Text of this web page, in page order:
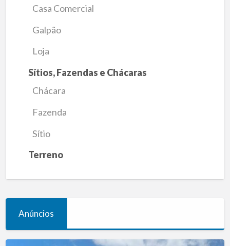
Casa Comercial
Galpão
Loja
Sítios, Fazendas e Chácaras
Chácara
Fazenda
Sítio
Terreno
Anúncios